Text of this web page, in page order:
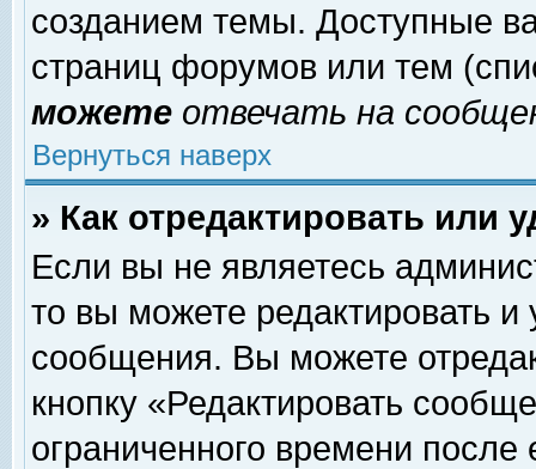
созданием темы. Доступные
страниц форумов или тем
можете отвечать на
Вернуться наверх
» Как отредактировать или
Если вы не являетесь
то вы можете редактировать и
сообщения. Вы можете
кнопку «Редактировать
ограниченного времени